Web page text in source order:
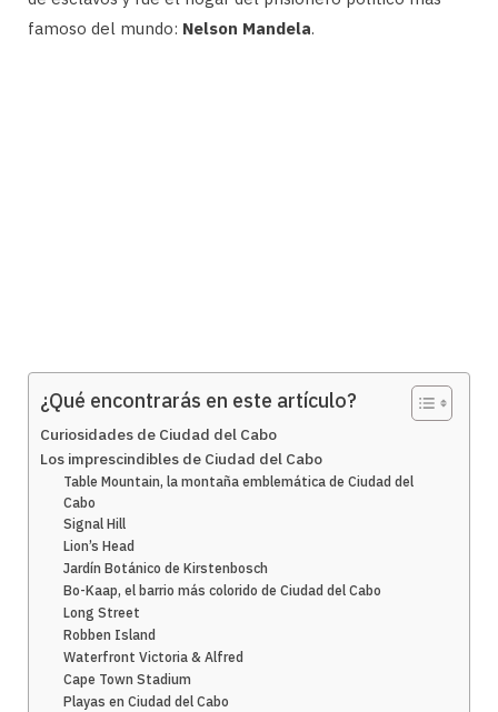
famoso del mundo: Nelson Mandela.
¿Qué encontrarás en este artículo?
Curiosidades de Ciudad del Cabo
Los imprescindibles de Ciudad del Cabo
Table Mountain, la montaña emblemática de Ciudad del
Cabo
Signal Hill
Lion’s Head
Jardín Botánico de Kirstenbosch
Bo-Kaap, el barrio más colorido de Ciudad del Cabo
Long Street
Robben Island
Waterfront Victoria & Alfred
Cape Town Stadium
Playas en Ciudad del Cabo